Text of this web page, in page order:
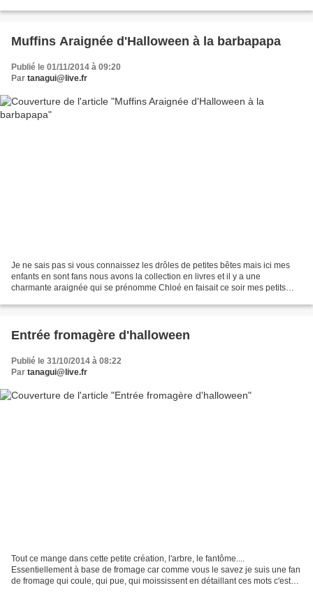
Muffins Araignée d'Halloween à la barbapapa
Publié le 01/11/2014 à 09:20
Par tanagui@live.fr
Je ne sais pas si vous connaissez les drôles de petites bêtes mais ici mes
enfants en sont fans nous avons la collection en livres et il y a une
charmante araignée qui se prénomme Chloé en faisait ce soir mes petits
Entrée fromagère d'halloween
Publié le 31/10/2014 à 08:22
Par tanagui@live.fr
Tout ce mange dans cette petite création, l'arbre, le fantôme....
Essentiellement à base de fromage car comme vous le savez je suis une fan
de fromage qui coule, qui pue, qui moississent en détaillant ces mots c'est